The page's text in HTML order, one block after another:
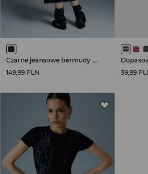
Czarne jeansowe bermudy z białymi przetarciami i nadrukiem skrzydeł na tyle
149,99 PLN
39,99